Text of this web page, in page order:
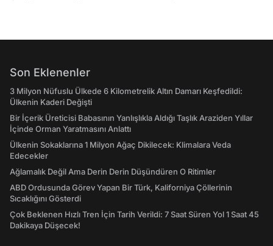
Son Eklenenler
3 Milyon Nüfuslu Ülkede 6 Kilometrelik Altın Damarı Keşfedildi:
Ülkenin Kaderi Değişti
Bir İçerik Üreticisi Babasının Yanlışlıkla Aldığı Taşlık Araziden Yıllar
İçinde Orman Yaratmasını Anlattı
Ülkenin Sokaklarına 1 Milyon Ağaç Dikilecek: Klimalara Veda
Edecekler
Ağlamalık Değil Ama Derin Derin Düşündüren O Ritimler
ABD Ordusunda Görev Yapan Bir Türk, Kaliforniya Çöllerinin
Sıcaklığını Gösterdi
Çok Beklenen Hızlı Tren İçin Tarih Verildi: 7 Saat Süren Yol 1 Saat 45
Dakikaya Düşecek!